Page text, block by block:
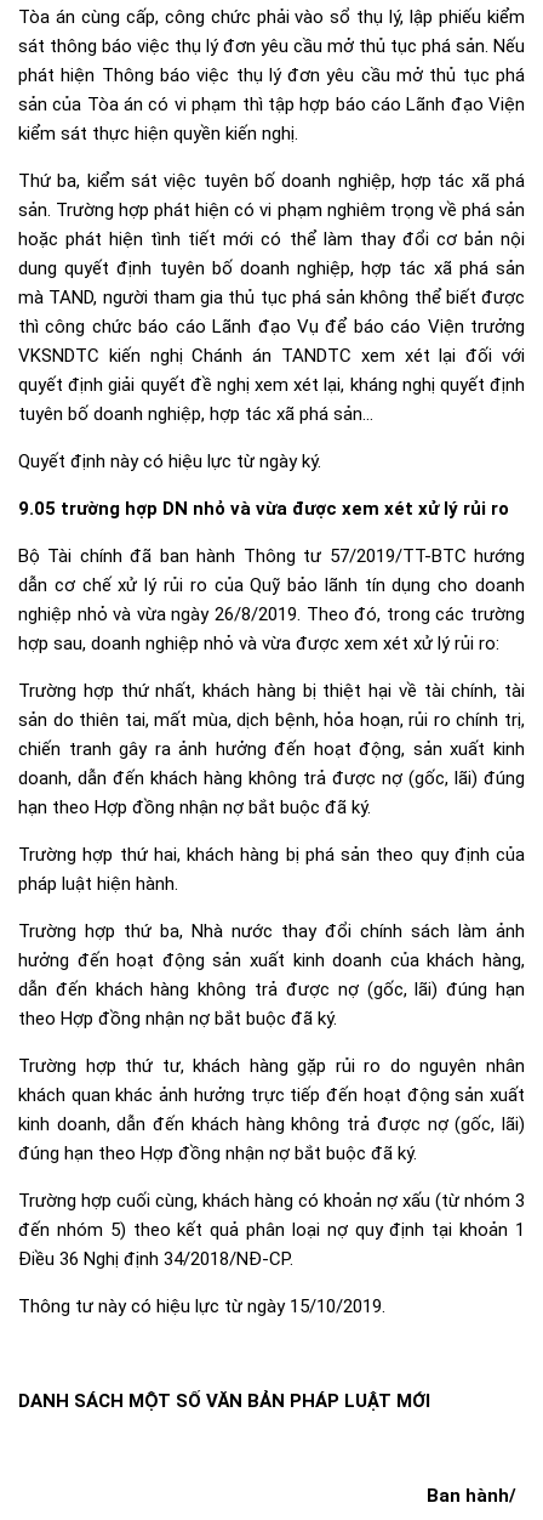
Tòa án cùng cấp, công chức phải vào sổ thụ lý, lập phiếu kiểm
sát thông báo việc thụ lý đơn yêu cầu mở thủ tục phá sản. Nếu
phát hiện Thông báo việc thụ lý đơn yêu cầu mở thủ tục phá
sản của Tòa án có vi phạm thì tập hợp báo cáo Lãnh đạo Viện
kiểm sát thực hiện quyền kiến nghị.
Thứ ba, kiểm sát việc tuyên bố doanh nghiệp, hợp tác xã phá
sản. Trường hợp phát hiện có vi phạm nghiêm trọng về phá sản
hoặc phát hiện tình tiết mới có thể làm thay đổi cơ bản nội
dung quyết định tuyên bố doanh nghiệp, hợp tác xã phá sản
mà TAND, người tham gia thủ tục phá sản không thể biết được
thì công chức báo cáo Lãnh đạo Vụ để báo cáo Viện trưởng
VKSNDTC kiến nghị Chánh án TANDTC xem xét lại đối với
quyết định giải quyết đề nghị xem xét lại, kháng nghị quyết định
tuyên bố doanh nghiệp, hợp tác xã phá sản…
Quyết định này có hiệu lực từ ngày ký.
9.05 trường hợp DN nhỏ và vừa được xem xét xử lý rủi ro
Bộ Tài chính đã ban hành Thông tư 57/2019/TT-BTC hướng
dẫn cơ chế xử lý rủi ro của Quỹ bảo lãnh tín dụng cho doanh
nghiệp nhỏ và vừa ngày 26/8/2019. Theo đó, trong các trường
hợp sau, doanh nghiệp nhỏ và vừa được xem xét xử lý rủi ro:
Trường hợp thứ nhất, khách hàng bị thiệt hại về tài chính, tài
sản do thiên tai, mất mùa, dịch bệnh, hỏa hoạn, rủi ro chính trị,
chiến tranh gây ra ảnh hưởng đến hoạt động, sản xuất kinh
doanh, dẫn đến khách hàng không trả được nợ (gốc, lãi) đúng
hạn theo Hợp đồng nhận nợ bắt buộc đã ký.
Trường hợp thứ hai, khách hàng bị phá sản theo quy định của
pháp luật hiện hành.
Trường hợp thứ ba, Nhà nước thay đổi chính sách làm ảnh
hưởng đến hoạt động sản xuất kinh doanh của khách hàng,
dẫn đến khách hàng không trả được nợ (gốc, lãi) đúng hạn
theo Hợp đồng nhận nợ bắt buộc đã ký.
Trường hợp thứ tư, khách hàng gặp rủi ro do nguyên nhân
khách quan khác ảnh hưởng trực tiếp đến hoạt động sản xuất
kinh doanh, dẫn đến khách hàng không trả được nợ (gốc, lãi)
đúng hạn theo Hợp đồng nhận nợ bắt buộc đã ký.
Trường hợp cuối cùng, khách hàng có khoản nợ xấu (từ nhóm 3
đến nhóm 5) theo kết quả phân loại nợ quy định tại khoản 1
Điều 36 Nghị định 34/2018/NĐ-CP.
Thông tư này có hiệu lực từ ngày 15/10/2019.
DANH SÁCH MỘT SỐ VĂN BẢN PHÁP LUẬT MỚI
Ban hành/